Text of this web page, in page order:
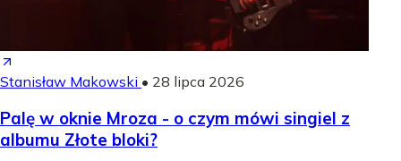
Stanisław Makowski • 28 lipca 2026
Palę w oknie Mroza - o czym mówi singiel z
albumu Złote bloki?